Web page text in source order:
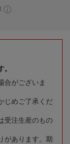
合がございま
じめご了承くだ
受注生産のもの
があります。期